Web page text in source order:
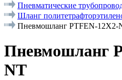
Пневматические
Шланг
Пневмошланг PTFEN-12X2-
Пневмошланг
NT